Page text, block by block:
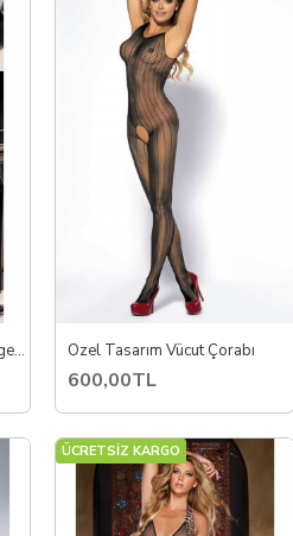
çıkaran tasarımlar
deneyimler için ideal
inceleyerek tarzınıza ve
Seksi Vücut Çorabı Özel Bölgesi Açık Özel Tasarım Vücut Çorabı
600,00TL
ÜCRETSİZ KARGO